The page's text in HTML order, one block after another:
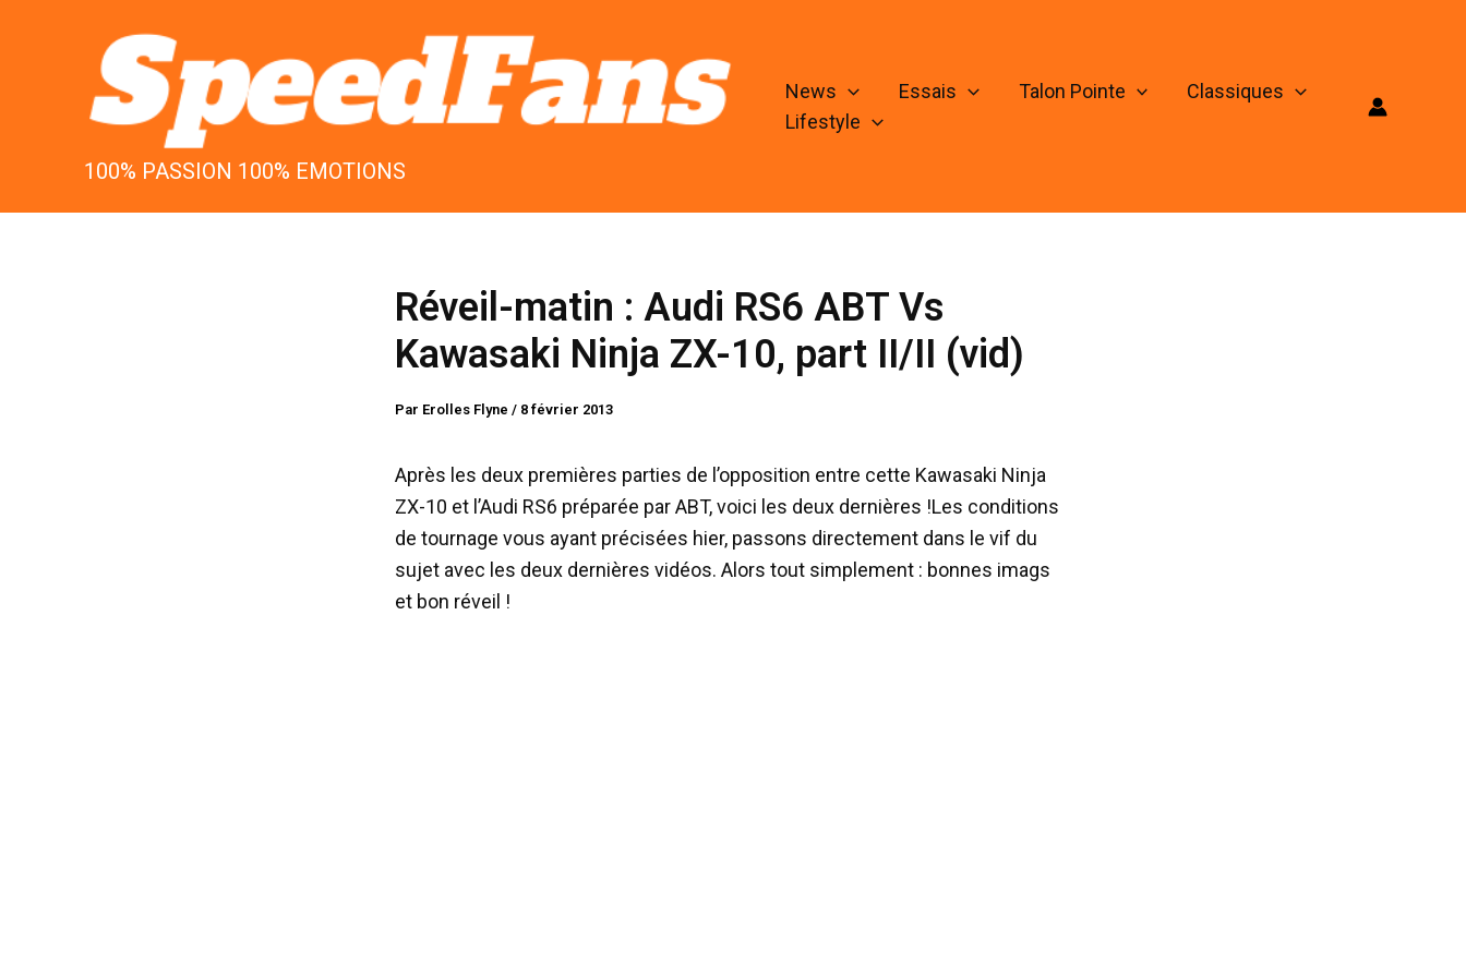
100% PASSION 100% EMOTIONS
News Essais Talon Pointe
Classiques
Lifestyle
Réveil-matin : Audi RS6 ABT Vs
Kawasaki Ninja ZX-10, part II/II (vid)
Par Erolles Flyne / 8 février 2013
Après les deux premières parties de l’opposition entre cette Kawasaki Ninja
ZX-10 et l’Audi RS6 préparée par ABT, voici les deux dernières !Les conditions
de tournage vous ayant précisées hier, passons directement dans le vif du
sujet avec les deux dernières vidéos. Alors tout simplement : bonnes imags
et bon réveil !